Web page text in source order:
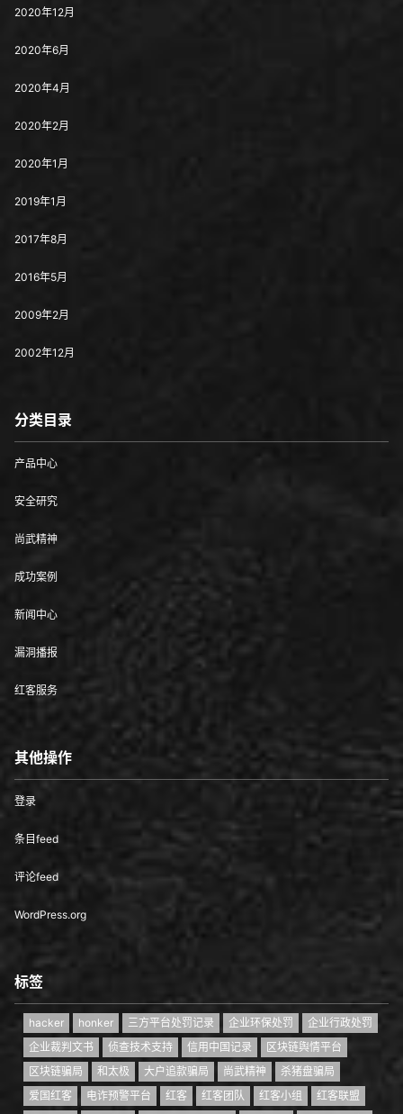
2020年12月
2020年6月
2020年4月
2020年2月
2020年1月
2019年1月
2017年8月
2016年5月
2009年2月
2002年12月
分类目录
产品中心
安全研究
尚武精神
成功案例
新闻中心
漏洞播报
红客服务
其他操作
登录
条目feed
评论feed
WordPress.org
标签
hacker honker 三方平台处罚记录 企业环保处罚
企业行政处罚
企业裁判文书
侦查技术支持 信用中国记录
区块链舆情平台
区块链骗局
和太极 大户追款骗局 尚武精神
杀猪盘骗局
爱国红客
电诈预警平台 红客 红客团队 红客小组
红客联盟